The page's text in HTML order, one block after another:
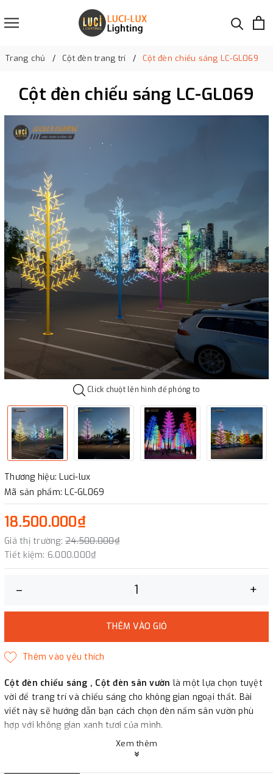
Trang chủ Cột đèn trang trí Cột đèn chiếu sáng LC-GL069
Cột đèn chiếu sáng LC-GL069
Click chuột lên hình để phóng to
Thương hiệu: Luci-lux
Mã sản phẩm: LC-GL069
18.500.000₫
Giá thị trường: 24.500.000₫
Tiết kiệm: 6.000.000₫
– +
THÊM VÀO GIỎ
Cột đèn chiếu sáng , Cột đèn sân vườn là một lựa chọn tuyệt
vời để trang trí và chiếu sáng cho không gian ngoại thất. Bài
viết này sẽ hướng dẫn bạn cách chọn đèn nấm sân vườn phù
hợp với không gian xanh tươi của mình.
Xem thêm